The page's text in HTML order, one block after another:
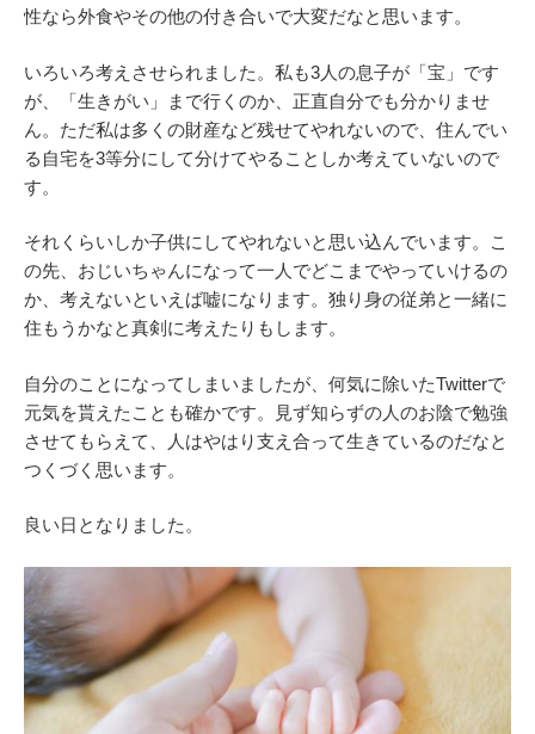
性なら外食やその他の付き合いで大変だなと思います。
いろいろ考えさせられました。私も3人の息子が「宝」です
が、「生きがい」まで行くのか、正直自分でも分かりませ
ん。ただ私は多くの財産など残せてやれないので、住んでい
る自宅を3等分にして分けてやることしか考えていないので
す。
それくらいしか子供にしてやれないと思い込んでいます。こ
の先、おじいちゃんになって一人でどこまでやっていけるの
か、考えないといえば嘘になります。独り身の従弟と一緒に
住もうかなと真剣に考えたりもします。
自分のことになってしまいましたが、何気に除いたTwitterで
元気を貰えたことも確かです。見ず知らずの人のお陰で勉強
させてもらえて、人はやはり支え合って生きているのだなと
つくづく思います。
良い日となりました。